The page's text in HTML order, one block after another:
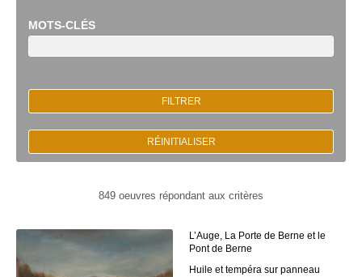
MOTS-CLÉS
FILTRER
RÉINITIALISER
849 oeuvres répondant aux critères
L’Auge, La Porte de Berne et le
Pont de Berne
Huile et tempéra sur panneau